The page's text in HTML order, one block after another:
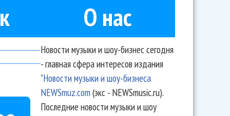
О нас
Новости музыки и шоу-бизнес сегодня
- главная сфера интересов издания
"Новости музыки и шоу-бизнеса
NEWSmuz.com(экс - NEWSmusic.ru).
Последние новости музыки и шоу